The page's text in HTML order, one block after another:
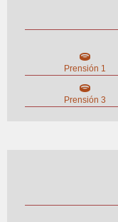
Prensión 1
Prensión 3